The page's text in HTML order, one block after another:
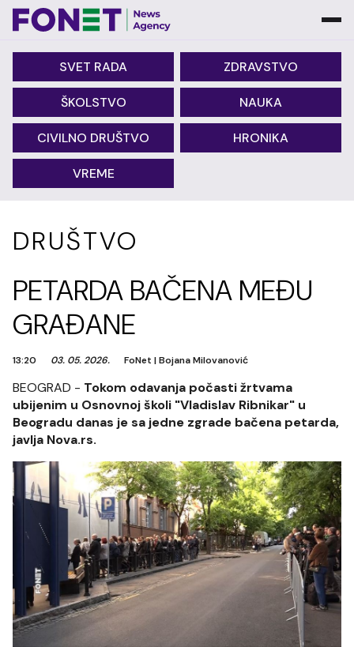
SVET RADA ZDRAVSTVO
ŠKOLSTVO NAUKA
CIVILNO DRUŠTVO HRONIKA
VREME
DRUŠTVO
PETARDA BAČENA MEĐU
GRAĐANE
13:20 03. 05. 2026. FoNet |Bojana Milovanović
BEOGRAD - Tokom odavanja počasti žrtvama
ubijenim u Osnovnoj školi "Vladislav Ribnikar" u
Beogradu danas je sa jedne zgrade bačena petarda,
javlja Nova.rs.